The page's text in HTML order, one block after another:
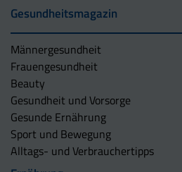
Gesundheitsmagazin
Männergesundheit
Frauengesundheit
Beauty
Gesundheit und Vorsorge
Gesunde Ernährung
Sport und Bewegung
Alltags- und Verbrauchertipps